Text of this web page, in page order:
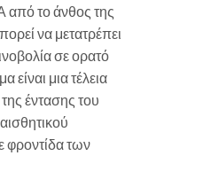
το άνθος της
να μετατρέπει
σε ορατό
είναι μια τέλεια
έντασης του
φροντίδα των